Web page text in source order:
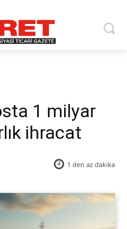
1 milyar
ihracat
1 den az dakika